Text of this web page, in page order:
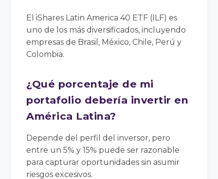
El iShares Latin America 40 ETF (ILF) es
uno de los más diversificados, incluyendo
empresas de Brasil, México, Chile, Perú y
Colombia.
¿Qué porcentaje de mi
portafolio debería invertir en
América Latina?
Depende del perfil del inversor, pero
entre un 5% y 15% puede ser razonable
para capturar oportunidades sin asumir
riesgos excesivos.